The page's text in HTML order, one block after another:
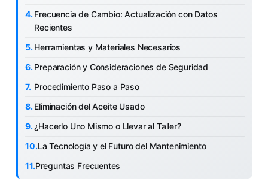
Frecuencia de Cambio: Actualización con Datos
Recientes
Herramientas y Materiales Necesarios
Preparación y Consideraciones de Seguridad
Procedimiento Paso a Paso
Eliminación del Aceite Usado
¿Hacerlo Uno Mismo o Llevar al Taller?
La Tecnología y el Futuro del Mantenimiento
Preguntas Frecuentes